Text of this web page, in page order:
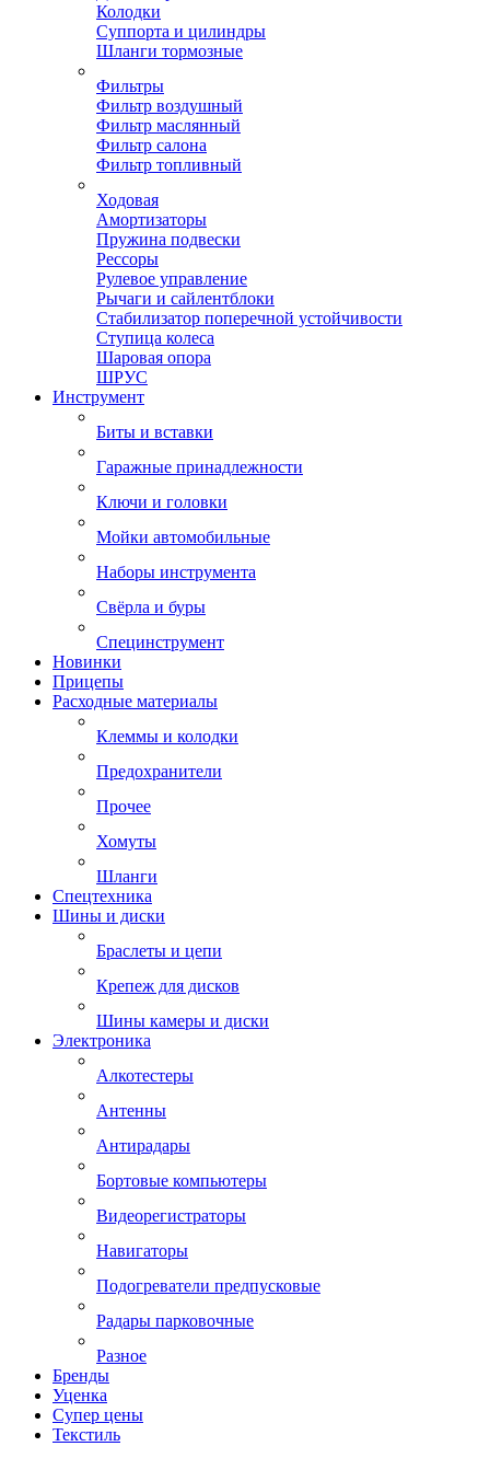
Колодки
Суппорта и цилиндры
Шланги тормозные
Фильтры
Фильтр воздушный
Фильтр маслянный
Фильтр салона
Фильтр топливный
Ходовая
Амортизаторы
Пружина подвески
Рессоры
Рулевое управление
Рычаги и сайлентблоки
Стабилизатор поперечной устойчивости
Ступица колеса
Шаровая опора
ШРУС
Инструмент
Биты и вставки
Гаражные принадлежности
Ключи и головки
Мойки автомобильные
Наборы инструмента
Свёрла и буры
Специнструмент
Новинки
Прицепы
Расходные материалы
Клеммы и колодки
Предохранители
Прочее
Хомуты
Шланги
Спецтехника
Шины и диски
Браслеты и цепи
Крепеж для дисков
Шины камеры и диски
Электроника
Алкотестеры
Антенны
Антирадары
Бортовые компьютеры
Видеорегистраторы
Навигаторы
Подогреватели предпусковые
Радары парковочные
Разное
Бренды
Уценка
Супер цены
Текстиль